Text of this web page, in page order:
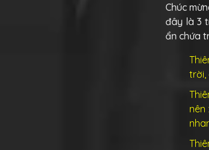
Chúc
đây là 3
ẩn chứa
trời,